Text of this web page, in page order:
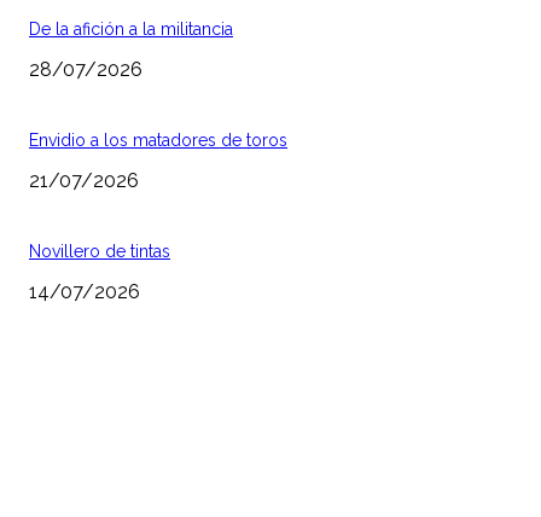
De la afición a la militancia
28/07/2026
Envidio a los matadores de toros
21/07/2026
Novillero de tintas
14/07/2026